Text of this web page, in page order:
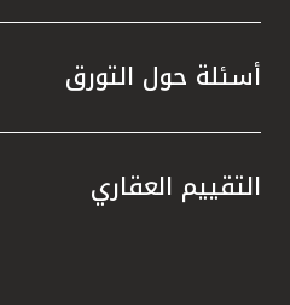
أسئلة حول التورق
التقييم العقاري